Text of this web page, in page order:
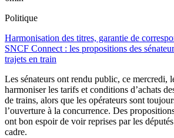
Politique
Harmonisation des titres, garantie de
SNCF Connect : les propositions des
trajets en train
Les sénateurs ont rendu public, ce mercredi,
harmoniser les tarifs et conditions d’achats
de trains, alors que les opérateurs sont
l’ouverture à la concurrence. Des
ont bon espoir de voir reprises par les
cadre.